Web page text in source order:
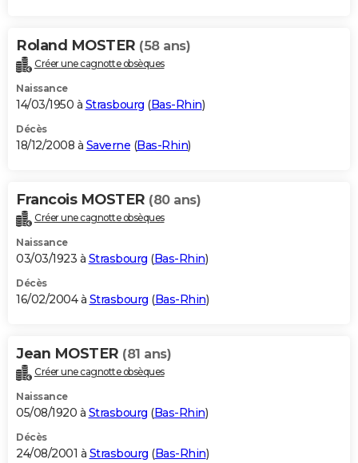
Roland MOSTER (58 ans)
Créer une cagnotte obsèques
Naissance
14/03/1950 à Strasbourg (Bas-Rhin)
Décès
18/12/2008 à Saverne (Bas-Rhin)
Francois MOSTER (80 ans)
Créer une cagnotte obsèques
Naissance
03/03/1923 à Strasbourg (Bas-Rhin)
Décès
16/02/2004 à Strasbourg (Bas-Rhin)
Jean MOSTER (81 ans)
Créer une cagnotte obsèques
Naissance
05/08/1920 à Strasbourg (Bas-Rhin)
Décès
24/08/2001 à Strasbourg (Bas-Rhin)